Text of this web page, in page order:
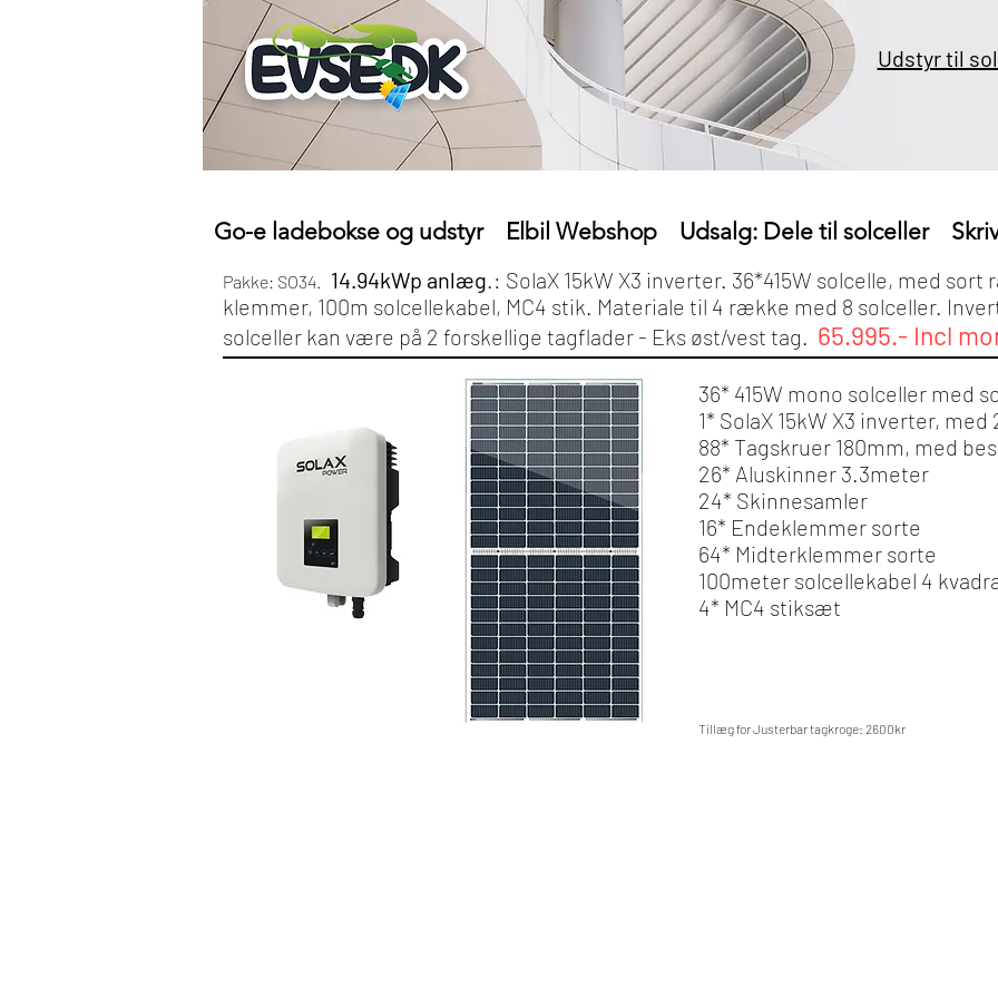
Udstyr til
Go-e ladebokse og udstyr Elbil Webshop Udsalg: Dele til solceller
Pakke: SO34. 14.94kWp anlæg.: SolaX 15kW X3 inverter. 36*415W solcelle, med
klemmer, 100m solcellekabel, MC4 stik. Materiale til 4 række med 8 solceller.
solceller kan være på 2 forskellige tagflader - Eks øst/vest tag. 65.995.- Incl
36* 415W mono solceller med
1* SolaX 15kW X3 inverter, med
88* Tagskruer 180mm, med
26* Aluskinner 3.3meter
24* Skinnesamler
16* Endeklemmer sorte
64* Midterklemmer sorte
100meter solcellekabel 4
4* MC4 stiksæt
Tillæg for Justerbar tagkroge: 2600kr